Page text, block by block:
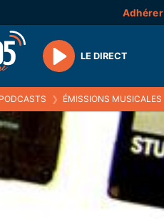
Adhérer
Play
LE DIRECT
PODCASTS ❯ ÉMISSIONS MUSICALES